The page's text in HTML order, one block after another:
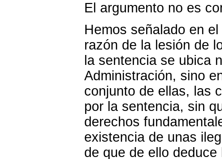
El argumento no es
Hemos señalado en
razón de la lesión de
la sentencia se ubica
Administración, sino
conjunto de ellas, las
por la sentencia, sin
derechos
existencia de unas
de que de ello